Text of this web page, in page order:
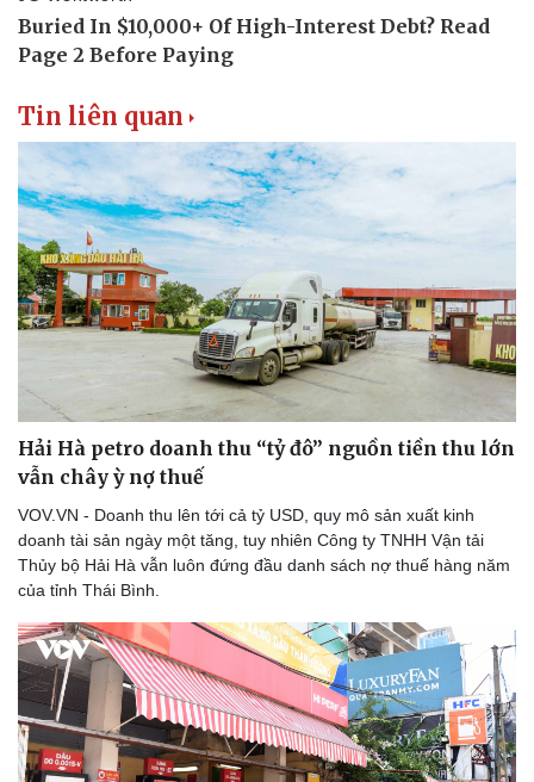
Thể thao
Ô tô - Xe máy
Tin liên quan
Hải Hà petro doanh thu “tỷ đô” nguồn tiền thu lớn
vẫn chây ỳ nợ thuế
VOV.VN - Doanh thu lên tới cả tỷ USD, quy mô sản xuất kinh
doanh tài sản ngày một tăng, tuy nhiên Công ty TNHH Vận tải
Thủy bộ Hải Hà vẫn luôn đứng đầu danh sách nợ thuế hàng năm
của tỉnh Thái Bình.